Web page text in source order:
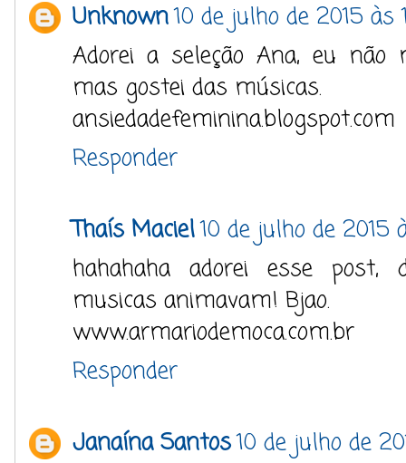
Unknown10 de julho de 2015 às
Adorei a seleção Ana, eu não
mas gostei das músicas.
ansiedadefeminina.blogspot.com
Responder
Thaís Maciel10 de julho de 2015
hahahaha adorei esse post,
musicas animavam! Bjao.
www.armariodemoca.com.br
Responder
Janaína Santos10 de julho de